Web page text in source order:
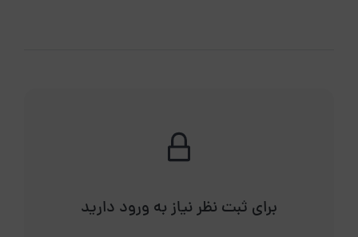
برای ثبت نظر نیاز به ورود دارید